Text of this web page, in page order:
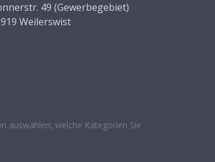
49 (Gewerbegebiet)
Weilerswist
auswählen, welche Kategorien Sie